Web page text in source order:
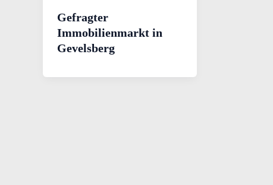
Gefragter
Immobilienmarkt in
Gevelsberg